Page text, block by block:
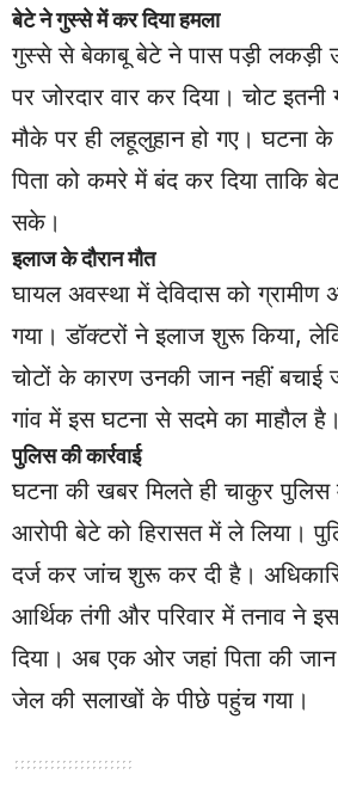
बेटे ने गुस्से में कर दिया हमला
गुस्से से बेकाबू बेटे ने पास पड़ी लकड़ी
पर जोरदार वार कर दिया। चोट इतनी
मौके पर ही लहूलुहान हो गए। घटना
पिता को कमरे में बंद कर दिया ताकि
सके।
इलाज के दौरान मौत
घायल अवस्था में देविदास को ग्रामीण
गया। डॉक्टरों ने इलाज शुरू किया,
चोटों के कारण उनकी जान नहीं बचाई
गांव में इस घटना से सदमे का माहौल है।
पुलिस की कार्रवाई
घटना की खबर मिलते ही चाकुर
आरोपी बेटे को हिरासत में ले लिया।
दर्ज कर जांच शुरू कर दी है।
आर्थिक तंगी और परिवार में तनाव ने
दिया। अब एक ओर जहां पिता की जान
जेल की सलाखों के पीछे पहुंच गया।